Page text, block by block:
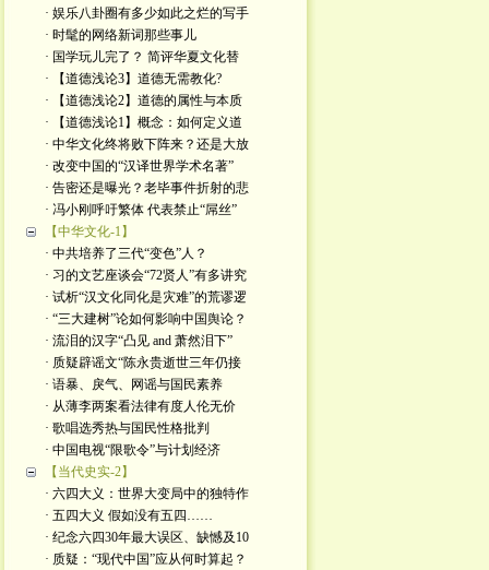
· 娱乐八卦圈有多少如此之烂的写手
· 时髦的网络新词那些事儿
· 国学玩儿完了？ 简评华夏文化替
· 【道德浅论3】道德无需教化?
· 【道德浅论2】道德的属性与本质
· 【道德浅论1】概念：如何定义道
· 中华文化终将败下阵来？还是大放
· 改变中国的“汉译世界学术名著”
· 告密还是曝光？老毕事件折射的悲
· 冯小刚呼吁繁体 代表禁止“屌丝”
【中华文化-1】
· 中共培养了三代“变色”人？
· 习的文艺座谈会“72贤人”有多讲究
· 试析“汉文化同化是灾难”的荒谬逻
· “三大建树”论如何影响中国舆论？
· 流泪的汉字“凸见 and 萧然泪下”
· 质疑辟谣文“陈永贵逝世三年仍接
· 语暴、戾气、网谣与国民素养
· 从薄李两案看法律有度人伦无价
· 歌唱选秀热与国民性格批判
· 中国电视“限歌令”与计划经济
【当代史实-2】
· 六四大义：世界大变局中的独特作
· 五四大义 假如没有五四……
· 纪念六四30年最大误区、缺憾及10
· 质疑：“现代中国”应从何时算起？